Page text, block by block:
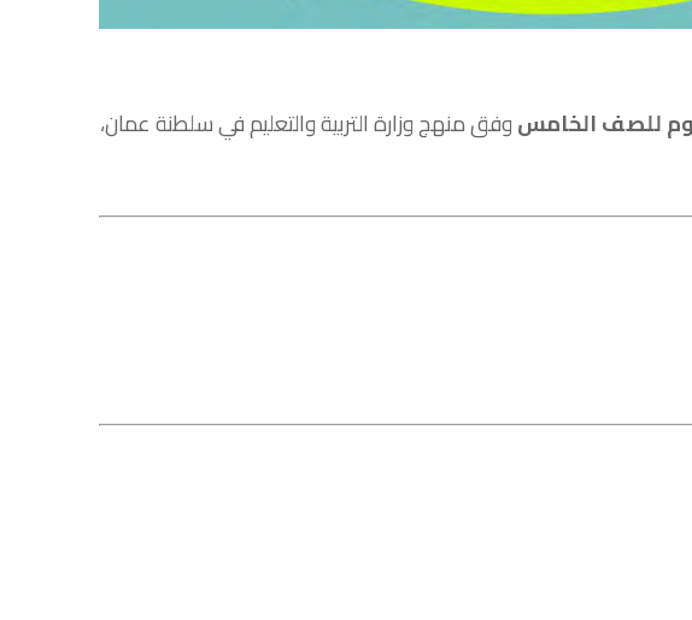
للصف الخامسوفق منهج وزارة التربية والتعليم في سلطنة عمان،